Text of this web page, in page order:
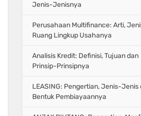
Jenis-Jenisnya
Perusahaan Multifinance: Arti,
Ruang Lingkup Usahanya
Analisis Kredit: Definisi, Tujuan dan
Prinsip-Prinsipnya
LEASING: Pengertian, Jenis-Jenis
Bentuk Pembiayaannya